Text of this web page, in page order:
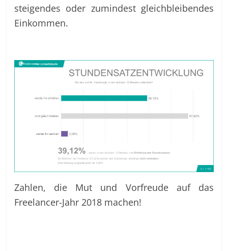
steigendes oder zumindest gleichbleibendes
Einkommen.
Zahlen, die Mut und Vorfreude auf das
Freelancer-Jahr 2018 machen!